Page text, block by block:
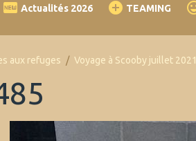
Actualités 2026 TEAMING
aux refuges Voyage à Scooby juillet 2021